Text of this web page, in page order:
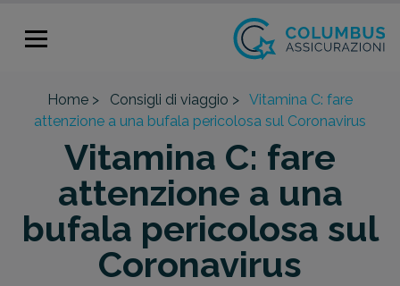
Home > Consigli di viaggio > Vitamina C: fare
attenzione a una bufala pericolosa sul Coronavirus
Vitamina C: fare
attenzione a una
bufala pericolosa sul
Coronavirus